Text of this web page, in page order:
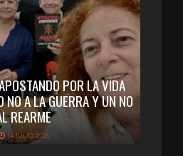
POR LA VIDA
NO A LA GUERRA Y UN NO
REARME
14 JULIO 2026